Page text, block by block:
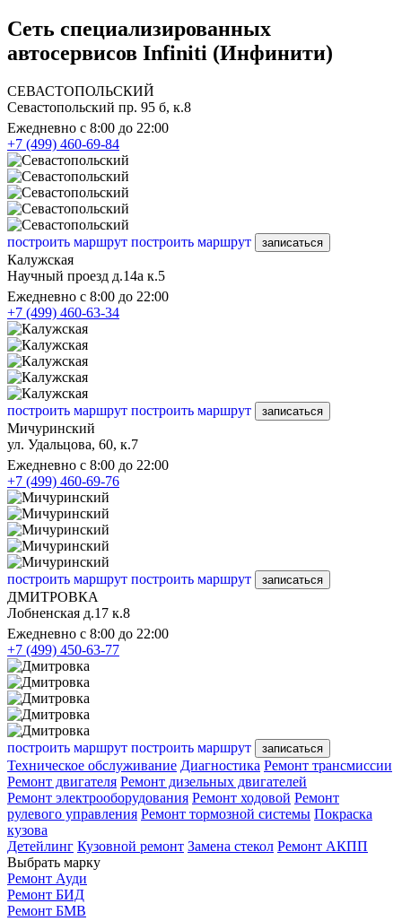
Сеть специализированных
автосервисов Infiniti (Инфинити)
СЕВАСТОПОЛЬСКИЙ
Севастопольский пр. 95 б, к.8
Ежедневно с 8:00 до 22:00
+7 (499) 460-69-84
построить маршрут построить маршрут записаться
Калужская
Научный проезд д.14а к.5
Ежедневно с 8:00 до 22:00
+7 (499) 460-63-34
построить маршрут построить маршрут записаться
Мичуринский
ул. Удальцова, 60, к.7
Ежедневно с 8:00 до 22:00
+7 (499) 460-69-76
построить маршрут построить маршрут записаться
ДМИТРОВКА
Лобненская д.17 к.8
Ежедневно с 8:00 до 22:00
+7 (499) 450-63-77
построить маршрут построить маршрут записаться
Техническое обслуживание Диагностика Ремонт трансмиссии
Ремонт двигателя Ремонт дизельных двигателей
Ремонт электрооборудования Ремонт ходовой Ремонт
рулевого управления Ремонт тормозной системы Покраска
кузова
Детейлинг Кузовной ремонт Замена стекол Ремонт АКПП
Выбрать марку
Ремонт Ауди
Ремонт БИД
Ремонт БМВ